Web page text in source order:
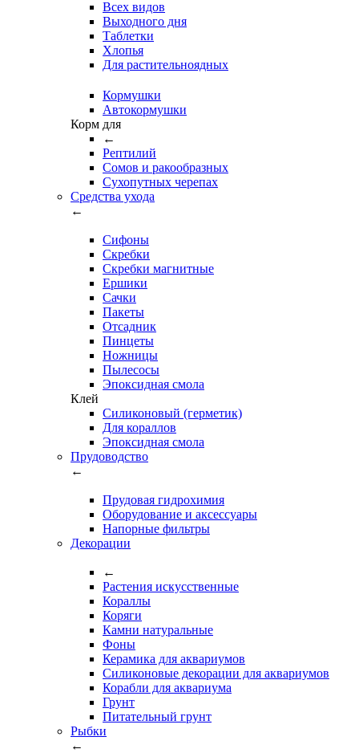
Всех видов
Выходного дня
Таблетки
Хлопья
Для растительноядных
Кормушки
Автокормушки
Корм для
←
Рептилий
Сомов и ракообразных
Сухопутных черепах
Средства ухода
←
Сифоны
Скребки
Скребки магнитные
Ершики
Сачки
Пакеты
Отсадник
Пинцеты
Ножницы
Пылесосы
Эпоксидная смола
Клей
Силиконовый (герметик)
Для кораллов
Эпоксидная смола
Прудоводство
←
Прудовая гидрохимия
Оборудование и аксессуары
Напорные фильтры
Декорации
←
Растения искусственные
Кораллы
Коряги
Камни натуральные
Фоны
Керамика для аквариумов
Силиконовые декорации для аквариумов
Корабли для аквариума
Грунт
Питательный грунт
Рыбки
←